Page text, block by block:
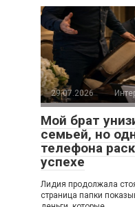
29.07.2026
Мой брат
семьей, но
телефона
успехе
Лидия продолжала
страница папки